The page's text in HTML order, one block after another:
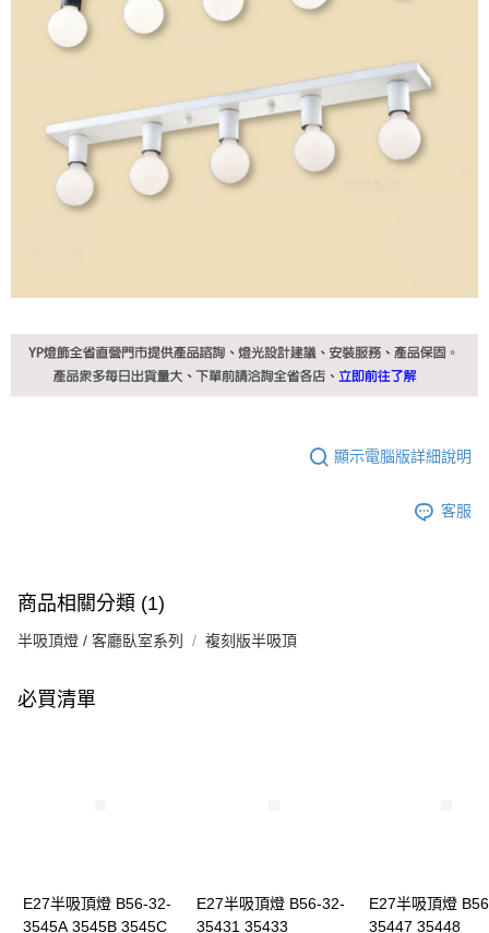
顯示電腦版詳細說明
客服
商品相關分類 (1)
半吸頂燈 / 客廳臥室系列 複刻版半吸頂
必買清單
E27半吸頂燈 B56-32-
3545A 3545B 3545C
E27半吸頂燈 B56-32-
35431 35433
E27半吸頂燈
35447 35448